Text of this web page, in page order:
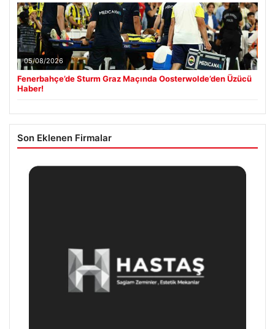
05/08/2026
Fenerbahçe’de Sturm Graz Maçında Oosterwolde’den Üzücü
Haber!
Son Eklenen Firmalar